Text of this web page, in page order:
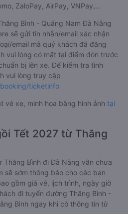
ZaloPay, AirPay, VNPay,…
Bình - Quảng Nam Đà Nẵng
sẽ gửi tin nhắn/email xác nhận
email mà quý khách đã đăng
vui lòng có mặt tại điểm đón trước
bị lên xe. Để kiểm tra tình
vui lòng truy cập
ticketinfo
vé xe, minh họa bằng hình ảnh tại
Tết 2027 từ Thăng
Thăng Bình đi Đà Nẵng vẫn chưa
sẽ sớm thông báo cho các bạn
gồm giá vé, lịch trình, ngày giờ
đi tuyến đường Thăng Bình -
Bình ngay khi có thông tin từ